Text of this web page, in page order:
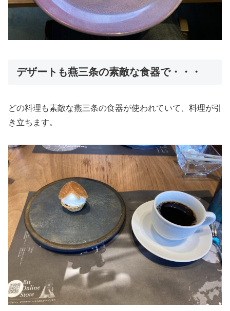
デザートも燕三条の素敵な食器で・・・
どの料理も素敵な燕三条の食器が使われていて、料理が引
き立ちます。